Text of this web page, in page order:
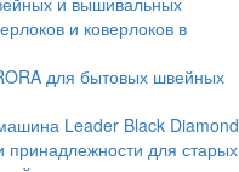
и коверлоков в
для бытовых швейных
Leader Black Diamond
принадлежности для старых